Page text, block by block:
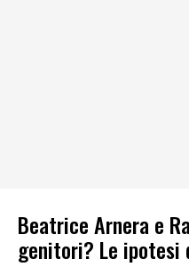
Beatrice Arnera e
genitori? Le ipotesi